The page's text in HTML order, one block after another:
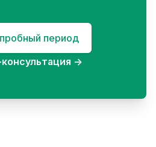
период
→